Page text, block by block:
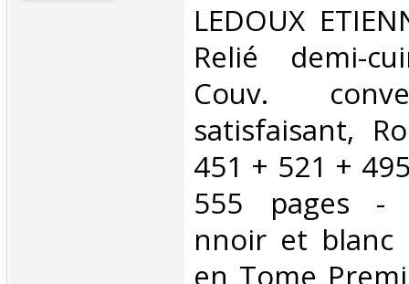
‎LEDOUX
Relié demi-
Couv.
satisfaisant,
451 + 521 +
555 pages -
nnoir et blanc
en Tome